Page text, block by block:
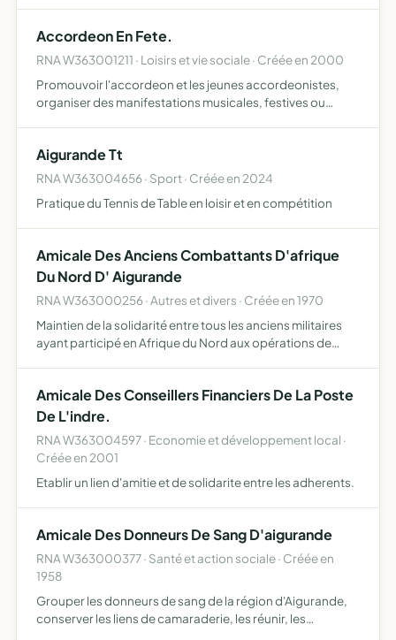
Accordeon En Fete.
RNA W363001211 · Loisirs et vie sociale · Créée en 2000
Promouvoir l'accordeon et les jeunes accordeonistes,
organiser des manifestations musicales, festives ou
Aigurande Tt
RNA W363004656 · Sport · Créée en 2024
Pratique du Tennis de Table en loisir et en compétition
Amicale Des Anciens Combattants D'afrique
Du Nord D' Aigurande
RNA W363000256 · Autres et divers · Créée en 1970
Maintien de la solidarité entre tous les anciens militaires
ayant participé en Afrique du Nord aux opérations de
Amicale Des Conseillers Financiers De La Poste
De L'indre.
RNA W363004597 · Economie et développement local ·
Créée en 2001
Etablir un lien d'amitie et de solidarite entre les adherents.
Amicale Des Donneurs De Sang D'aigurande
RNA W363000377 · Santé et action sociale · Créée en
1958
Grouper les donneurs de sang de la région d'Aigurande,
conserver les liens de camaraderie, les réunir, les